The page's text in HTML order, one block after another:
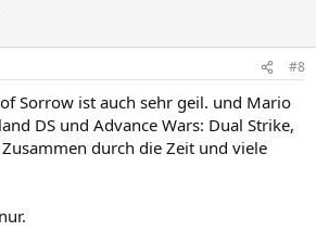
#8
of Sorrow ist auch sehr geil. und Mario
DS und Advance Wars: Dual Strike,
durch die Zeit und viele